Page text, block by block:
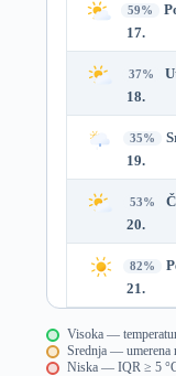
59%
17.
37%
18.
35%
19.
53%
20.
82%
21.
Visoka —
Srednja — umerena
Niska — IQR ≥ 5